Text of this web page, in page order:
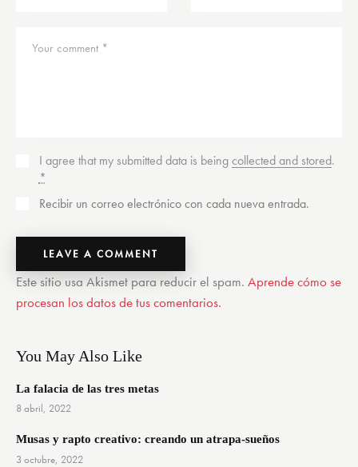
I agree that my submitted data is beingcollected and stored.
*
Recibir un correo electrónico con cada nueva entrada.
Este sitio usa Akismet para reducir el spam. Aprende cómo se
procesan los datos de tus comentarios.
You May Also Like
La falacia de las tres metas
8 abril, 2022
Musas y rapto creativo: creando un atrapa-sueños
3 octubre, 2022